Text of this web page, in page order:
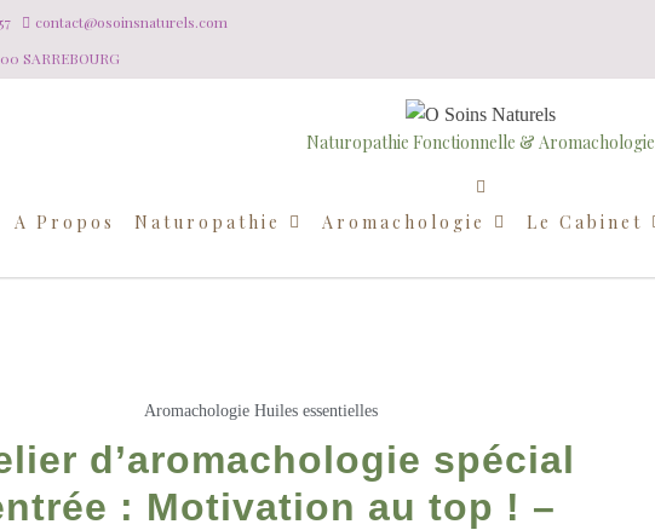
contact@osoinsnaturels.com
SARREBOURG
Naturopathie Fonctionnelle & Aromachologie
A Propos Naturopathie Aromachologie Le Cabinet
Aromachologie Huiles essentielles
d’aromachologie spécial
: Motivation au top ! –